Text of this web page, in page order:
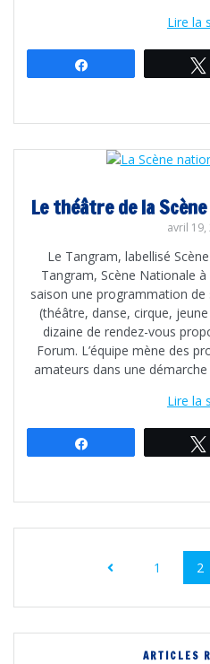
Lire la
Le théâtre de la
avril 19,
Le Tangram, labellisé
Tangram, Scène Nationale
saison une programmation de
(théâtre, danse, cirque,
dizaine de rendez-vous
Forum. L’équipe mène des
amateurs dans une
Lire la
sein
des
Page
1 2
ARTICLES